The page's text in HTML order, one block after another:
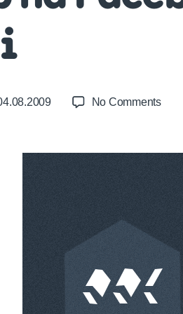
No Commentson